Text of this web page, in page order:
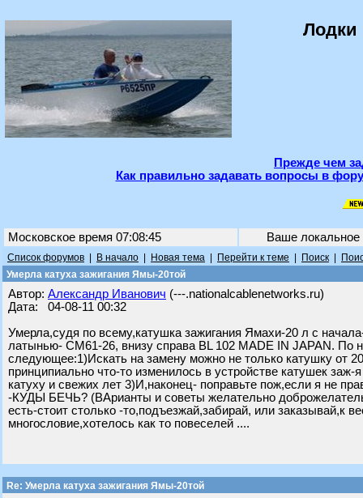
Лодки
Прежде чем
Как правильно задавать вопросы в
Московское время 07:08:45 Ваше
Список форумов В начало Новая тема Перейти к теме Поиск
Умерла катуха зажигания Ямы-20той
Автор: Александр Иванович (---.nationalcablenetworks.ru)
Дата: 04-08-11 00:32
Умерла,судя по всему,катушка зажигания Ямахи-20 л с
латынью- СМ61-26, внизу справа BL 102 MADE IN JAPAN. По
следующее:1)Искать на замену можно не только катушку от
принципиально что-то изменилось в устройстве катушек
катуху и свежих лет 3)И,наконец- поправьте пож,если я не
-КУДЫ БЕЧЬ? (ВАрианты и советы желательно
есть-стоит столько -то,подъезжай,забирай, или заказывай,к
многословие,хотелось как то повеселей ....
Re: Умерла катуха зажигания Ямы-20той